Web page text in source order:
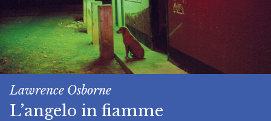
Lawrence Osborne
L’angelo in fiamme